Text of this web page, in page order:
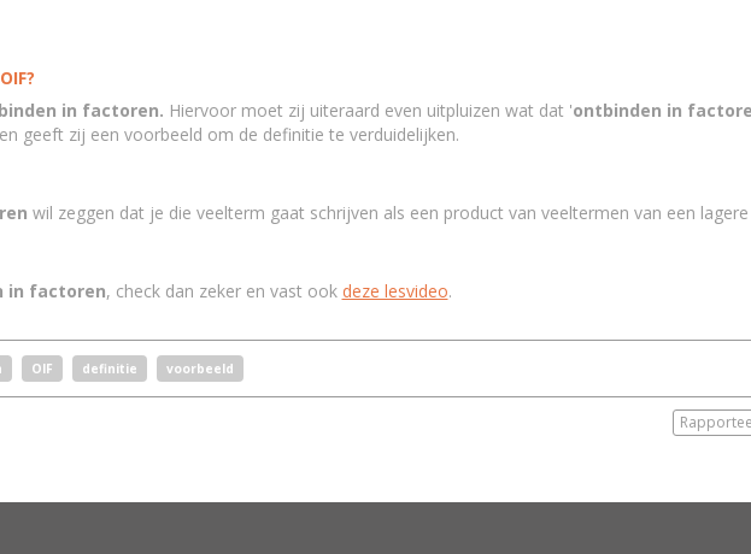
in factoren. Hiervoor moet zij uiteraard even uitpluizen wat dat 'ontbinden in
geeft zij een voorbeeld om de definitie te verduidelijken.
wil zeggen dat je die veelterm gaat schrijven als een product van veeltermen van een lagere
in factoren, check dan zeker en vast ook deze lesvideo.
OIF definitie voorbeeld